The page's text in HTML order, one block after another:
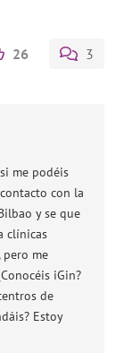
26 3
me podéis
con la
y se que
clínicas
pero me
iGin?
de
Estoy